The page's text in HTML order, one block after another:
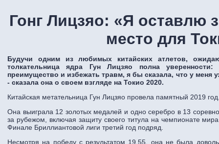
Гонг Лицзяо: «Я оставлю
место для
Будучи одним из любимых китайских атлетов,
толкательница ядра Гун Лицзяо полна
преимущество и избежать травм, я бы сказала, что у меня
- сказала она о своем взгляде на Токио 2020.
Китайская метательница Гун Лицзяо провела памятный 2019
Она выиграла 12 золотых медалей и одно серебро в 13
за рубежом, включая защиту своего титула на чемпионате
Финале Бриллиантовой лиги третий год подряд.
Несмотря на победу с результатом 19,55, она не была